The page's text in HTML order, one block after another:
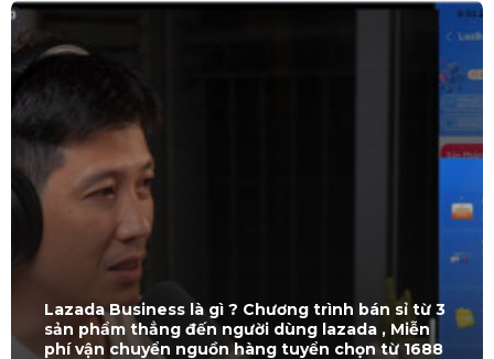
Lazada Business là gì ? Chương trình bán sỉ từ 3
sản phẩm thẳng đến người dùng lazada , Miễn
phí vận chuyển nguồn hàng tuyển chọn từ 1688